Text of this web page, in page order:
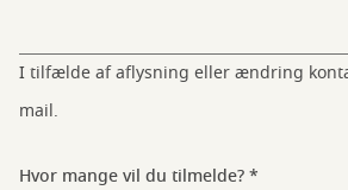
I tilfælde af aflysning eller ændring
mail.
Hvor mange vil du tilmelde?